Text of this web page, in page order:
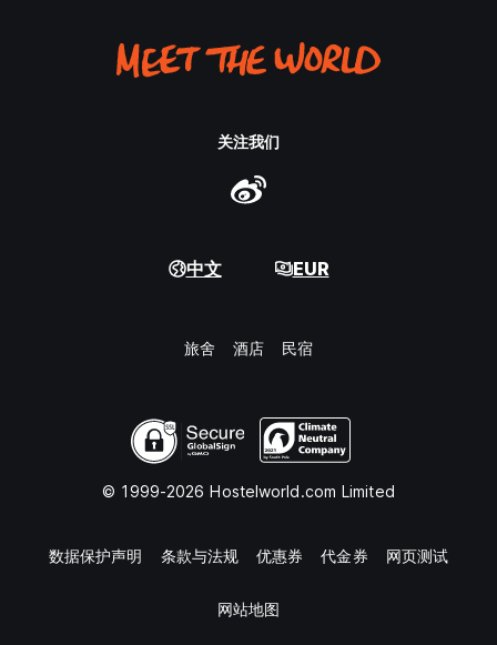
关注我们
中文 EUR
旅舍 酒店 民宿
© 1999-2026 Hostelworld.com Limited
数据保护声明 条款与法规 优惠券 代金券 网页测试
网站地图